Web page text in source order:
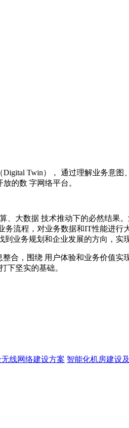
Twin）， 通过理解业务意
的数 字网络平台。
大数据 技术推动下的必然结果
流程，对业务数据和IT性能进
业务规划和企业发展的方向，实
合，围绕 用户体验和业务价值
下坚实的基础。
线网络建设方案 智能化机房建设